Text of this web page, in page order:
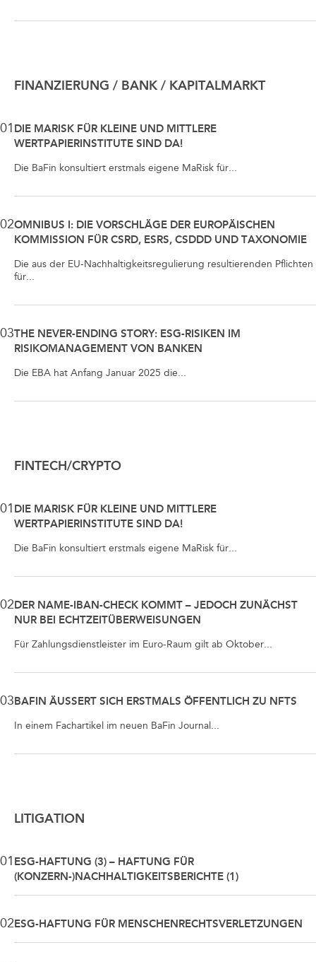
FINANZIERUNG / BANK / KAPITALMARKT
01 DIE MARISK FÜR KLEINE UND MITTLERE
WERTPAPIERINSTITUTE SIND DA!
Die BaFin konsultiert erstmals eigene MaRisk für...
02OMNIBUS I: DIE VORSCHLÄGE DER EUROPÄISCHEN
KOMMISSION FÜR CSRD, ESRS, CSDDD UND TAXONOMIE
Die aus der EU-Nachhaltigkeitsregulierung resultierenden Pflichten
für...
03THE NEVER-ENDING STORY: ESG-RISIKEN IM
RISIKOMANAGEMENT VON BANKEN
Die EBA hat Anfang Januar 2025 die...
FINTECH/CRYPTO
01 DIE MARISK FÜR KLEINE UND MITTLERE
WERTPAPIERINSTITUTE SIND DA!
Die BaFin konsultiert erstmals eigene MaRisk für...
02 DER NAME-IBAN-CHECK KOMMT – JEDOCH ZUNÄCHST
NUR BEI ECHTZEITÜBERWEISUNGEN
Für Zahlungsdienstleister im Euro-Raum gilt ab Oktober...
03 BAFIN ÄUSSERT SICH ERSTMALS ÖFFENTLICH ZU NFTS
In einem Fachartikel im neuen BaFin Journal...
LITIGATION
01 ESG-HAFTUNG (3) – HAFTUNG FÜR
(KONZERN-)NACHHALTIGKEITSBERICHTE (1)
02 ESG-HAFTUNG FÜR MENSCHENRECHTSVERLETZUNGEN